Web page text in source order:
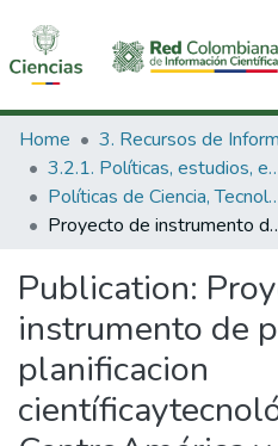
Communities & Collections
All of DSpace
Statistics
Home
3.2.1. Políticas, estudios,
Políticas de Ciencia,
Proyecto de instrumento de política y
Publication:
instrumento de
planificacion